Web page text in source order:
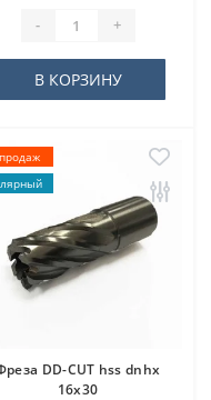
- +
В КОРЗИНУ
DD-CUT hss dnhx
16х30